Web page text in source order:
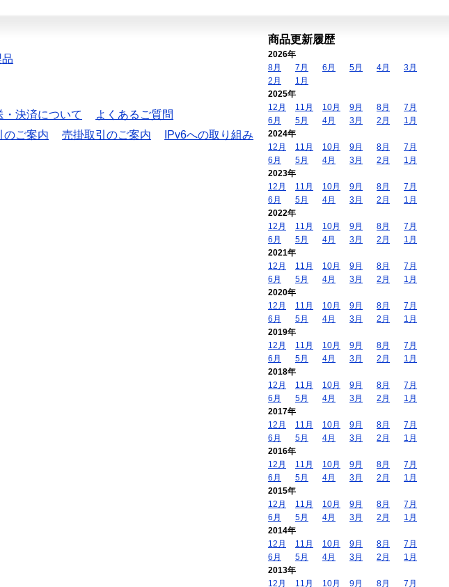
・決済について
よくあるご質問
のご案内 売掛取引のご案内
IPv6への取り組み
商品更新履歴
2026年
8月
7月 6月 5月 4月
3月
2月
1月
2025年
12月
11月 10月 9月 8月
7月
6月
5月 4月 3月 2月
1月
2024年
12月
11月 10月 9月 8月
7月
6月
5月 4月 3月 2月
1月
2023年
12月
11月 10月 9月 8月
7月
6月
5月 4月 3月 2月
1月
2022年
12月
11月 10月 9月 8月
7月
6月
5月 4月 3月 2月
1月
2021年
12月
11月 10月 9月 8月
7月
6月
5月 4月 3月 2月
1月
2020年
12月
11月 10月 9月 8月
7月
6月
5月 4月 3月 2月
1月
2019年
12月
11月 10月 9月 8月
7月
6月
5月 4月 3月 2月
1月
2018年
12月
11月 10月 9月 8月
7月
6月
5月 4月 3月 2月
1月
2017年
12月
11月 10月 9月 8月
7月
6月
5月 4月 3月 2月
1月
2016年
12月
11月 10月 9月 8月
7月
6月
5月 4月 3月 2月
1月
2015年
12月
11月 10月 9月 8月
7月
6月
5月 4月 3月 2月
1月
2014年
12月
11月 10月 9月 8月
7月
6月
5月 4月 3月 2月
1月
2013年
12月
11月 10月 9月 8月 7月